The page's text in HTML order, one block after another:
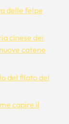
delle felpe
cinese dei
catene
del filato del
capire il